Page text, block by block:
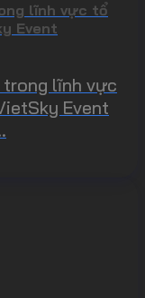
lĩnh vực tổ
Event
lĩnh vực
Event